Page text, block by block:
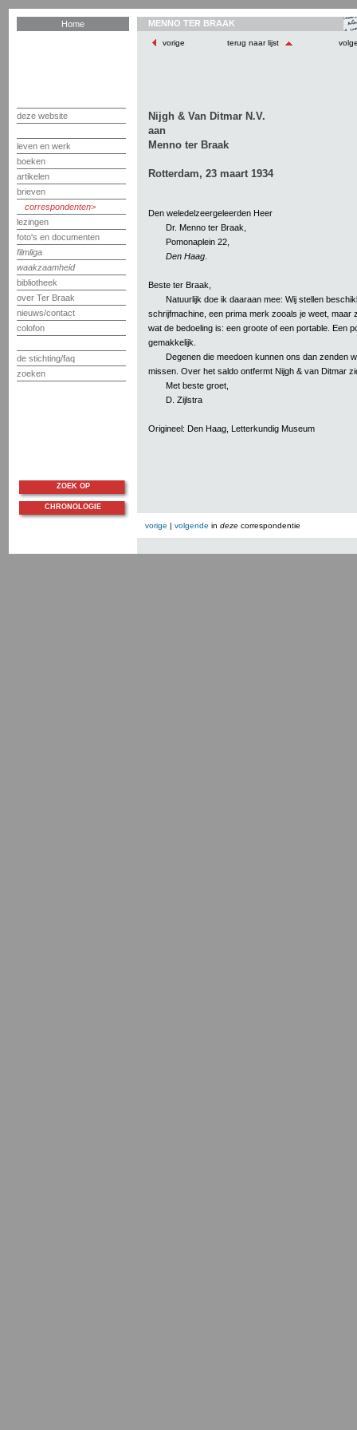
Home
deze website
leven en werk
boeken
artikelen
brieven
correspondenten
lezingen
foto's en documenten
filmliga
waakzaamheid
bibliotheek
over Ter Braak
nieuws/contact
colofon
de stichting/faq
zoeken
MENNO TER BRAAK
vorige terug naar lijst
Nijgh & Van Ditmar N.V.
aan
Menno ter Braak
Rotterdam, 23 maart 1934
Den weledelzeergeleerden Heer
Dr. Menno ter Braak,
Pomonaplein 22,
Den Haag
Beste ter Braak,
Natuurlijk doe ik daaraan mee: Wij stellen
schrijfmachine, een prima merk zooals je weet, maar
wat de bedoeling is: een groote of een portable. Een
gemakkelijk.
Degenen die meedoen kunnen ons dan zenden
missen. Over het saldo ontfermt Nijgh & van Ditmar
Met beste groet,
D. Zijlstra
Origineel: Den Haag, Letterkundig Museum
vorige | volgende in deze correspondentie
ZOEK OP
CHRONOLOGIE